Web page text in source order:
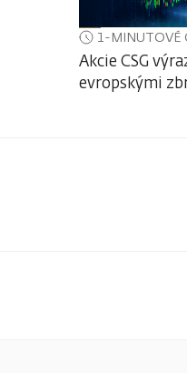
1-MINUTOVÉ
Akcie CSG
evropskými